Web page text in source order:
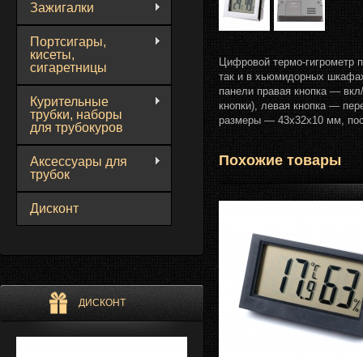
Зажигалки
Портсигары,
кисеты,
сигаретницы
Курительные
трубки, наборы
для трубокуров
Аксессуары для
трубок
Дисконт
ДИСКОНТ
Цифровой термо-гигрометр
так и в хьюмидорных
панели правая кнопка —
кнопки), левая кнопка —
размеры — 43х32х10 мм,
Похожие товары